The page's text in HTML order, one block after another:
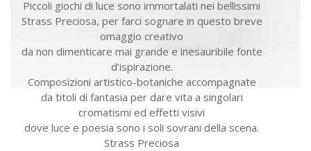
Piccoli giochi di luce sono immortalati nei bellissimi
Strass Preciosa, per farci sognare in questo breve
omaggio creativo
da non dimenticare mai grande e inesauribile fonte
d’ispirazione.
Composizioni artistico-botaniche accompagnate
da titoli di fantasia per dare vita a singolari
cromatismi ed effetti visivi
dove luce e poesia sono i soli sovrani della scena.
Strass Preciosa